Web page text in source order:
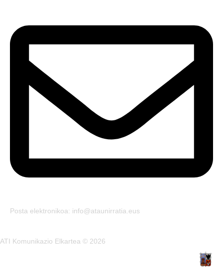
Posta elektronikoa: info@ataunirratia.eus
ATI Komunikazio Elkartea © 2026